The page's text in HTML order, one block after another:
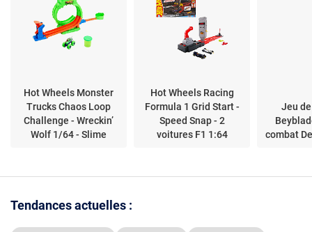
Hot Wheels Monster
Trucks Chaos Loop
Challenge - Wreckin’
Wolf 1/64 - Slime
Hot Wheels Racing
Formula 1 Grid Start -
Speed Snap - 2
voitures F1 1:64
Jeu
combat
Tendances actuelles :